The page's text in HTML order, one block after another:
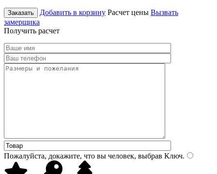
Заказать Добавить в корзину Расчет цены Вызвать
замерщика
Получить расчет
Пожалуйста, докажите, что вы человек, выбрав Ключ.